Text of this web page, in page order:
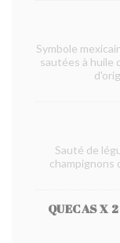
Symbole
sautées à huile
Sauté de
champignons
QUECAS X